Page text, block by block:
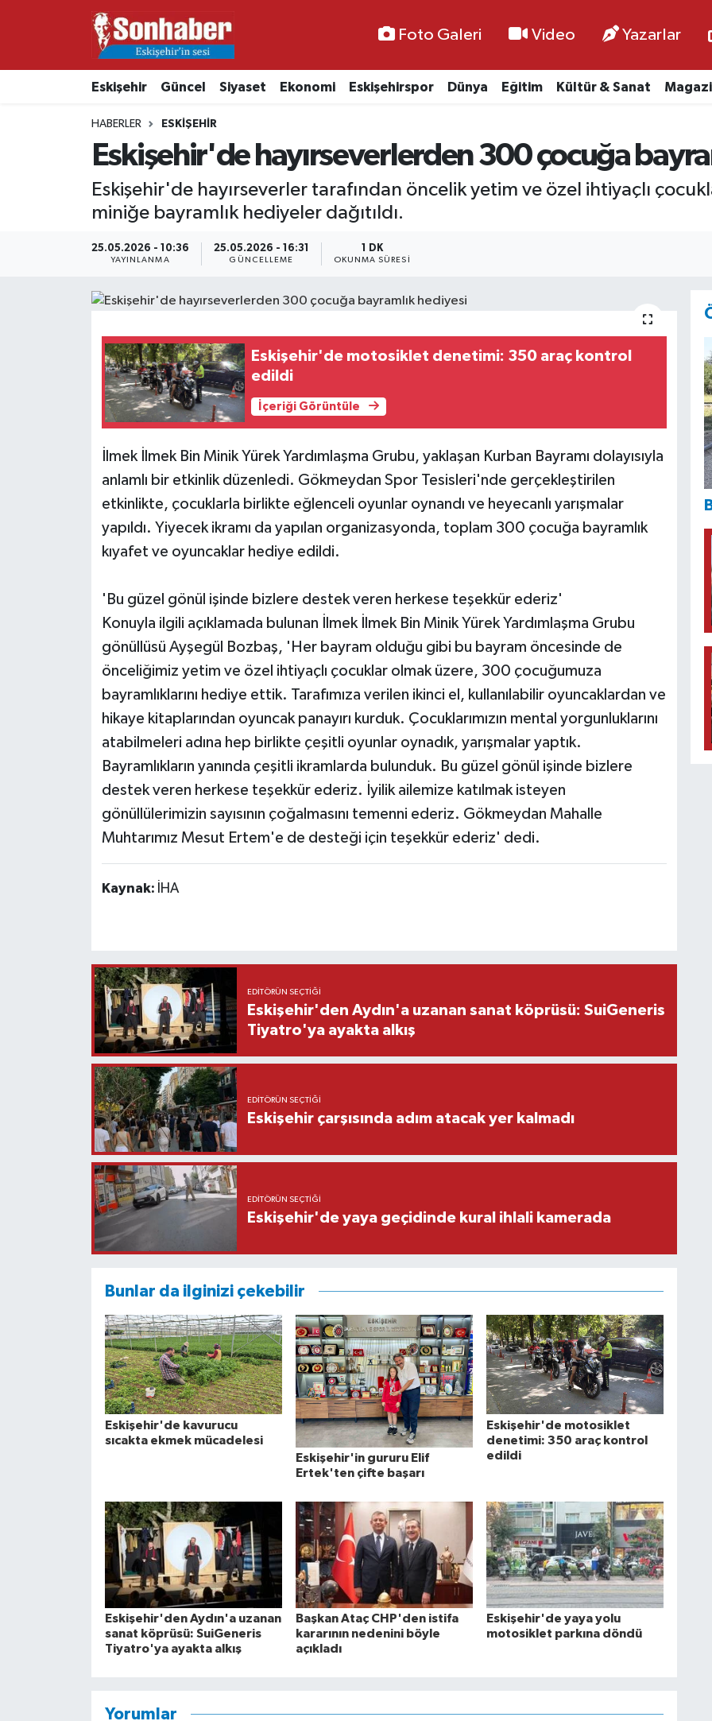
Foto Galeri Video Yazarlar
Eskişehir Güncel Siyaset Ekonomi Eskişehirspor Dünya Eğitim Kültür & Sanat
HABERLER ESKIŞEHIR
Eskişehir'de hayırseverlerden 300 çocuğa
Eskişehir'de hayırseverler tarafından öncelik yetim ve özel ihtiyaçlı
miniğe bayramlık hediyeler dağıtıldı.
25.05.2026 - 10:36
YAYINLANMA
25.05.2026 - 16:31
GÜNCELLEME
1 DK
OKUNMA SÜRESI
Eskişehir'de motosiklet denetimi: 350 araç kontrol
edildi
İçeriği Görüntüle
İlmek İlmek Bin Minik Yürek Yardımlaşma Grubu, yaklaşan Kurban Bayramı dolayısıyla
anlamlı bir etkinlik düzenledi. Gökmeydan Spor Tesisleri'nde gerçekleştirilen
etkinlikte, çocuklarla birlikte eğlenceli oyunlar oynandı ve heyecanlı yarışmalar
yapıldı. Yiyecek ikramı da yapılan organizasyonda, toplam 300 çocuğa bayramlık
kıyafet ve oyuncaklar hediye edildi.
'Bu güzel gönül işinde bizlere destek veren herkese teşekkür ederiz'
Konuyla ilgili açıklamada bulunan İlmek İlmek Bin Minik Yürek Yardımlaşma Grubu
gönüllüsü Ayşegül Bozbaş, 'Her bayram olduğu gibi bu bayram öncesinde de
önceliğimiz yetim ve özel ihtiyaçlı çocuklar olmak üzere, 300 çocuğumuza
bayramlıklarını hediye ettik. Tarafımıza verilen ikinci el, kullanılabilir oyuncaklardan ve
hikaye kitaplarından oyuncak panayırı kurduk. Çocuklarımızın mental yorgunluklarını
atabilmeleri adına hep birlikte çeşitli oyunlar oynadık, yarışmalar yaptık.
Bayramlıkların yanında çeşitli ikramlarda bulunduk. Bu güzel gönül işinde bizlere
destek veren herkese teşekkür ederiz. İyilik ailemize katılmak isteyen
gönüllülerimizin sayısının çoğalmasını temenni ederiz. Gökmeydan Mahalle
Muhtarımız Mesut Ertem'e de desteği için teşekkür ederiz' dedi.
Kaynak: İHA
EDITÖRÜN SEÇTIĞI
Eskişehir'den Aydın'a uzanan sanat köprüsü: SuiGeneris
Tiyatro'ya ayakta alkış
EDITÖRÜN SEÇTIĞI
Eskişehir çarşısında adım atacak yer kalmadı
EDITÖRÜN SEÇTIĞI
Eskişehir'de yaya geçidinde kural ihlali kamerada
Bunlar da ilginizi çekebilir
Eskişehir'de kavurucu
sıcakta ekmek mücadelesi
Eskişehir'in gururu Elif
Ertek'ten çifte başarı
Eskişehir'de motosiklet
denetimi: 350 araç kontrol
edildi
Eskişehir'den Aydın'a uzanan
sanat köprüsü: SuiGeneris
Tiyatro'ya ayakta alkış
Başkan Ataç CHP'den istifa
kararının nedenini böyle
açıkladı
Eskişehir'de yaya yolu
motosiklet parkına döndü
Yorumlar
Ekonomi
Kültür & Sanat
Resmi İlanlar
Nöbetçi Eczaneler
Namaz Vakitleri
Trafik Durumu
Süper Lig Puan Durumu ve Fikstür
Tüm Manşetler
Son Dakika Haberleri
Haber Arşivi